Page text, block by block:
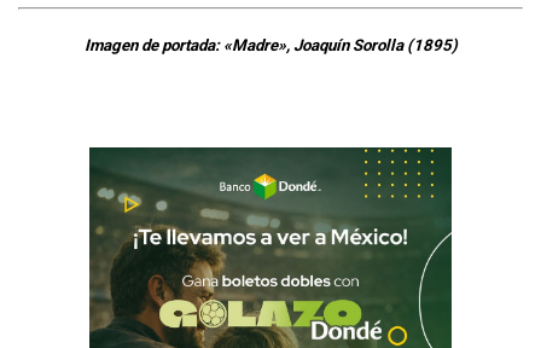
Imagen de portada: «Madre», Joaquín Sorolla (1895)